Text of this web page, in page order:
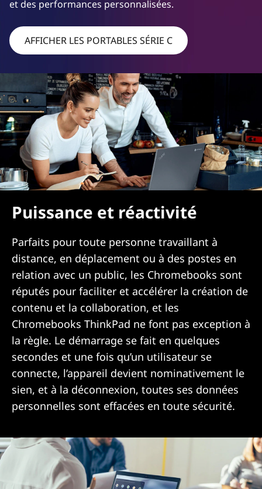
o
k
s
et des performances personnalisées.
AFFICHER LES PORTABLES SÉRIE C
Puissance et réactivité
Parfaits pour toute personne travaillant à
distance, en déplacement ou à des postes en
relation avec un public, les Chromebooks sont
réputés pour faciliter et accélérer la création de
contenu et la collaboration, et les
Chromebooks ThinkPad ne font pas exception à
la règle. Le démarrage se fait en quelques
secondes et une fois qu’un utilisateur se
connecte, l’appareil devient nominativement le
sien, et à la déconnexion, toutes ses données
personnelles sont effacées en toute sécurité.